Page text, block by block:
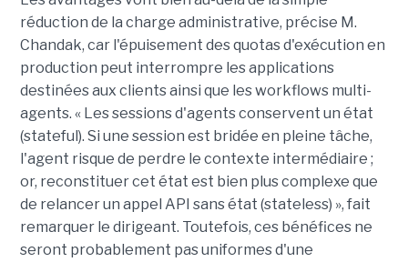
réduction de la charge administrative, précise M.
Chandak, car l'épuisement des quotas d'exécution en
production peut interrompre les applications
destinées aux clients ainsi que les workflows multi-
agents. « Les sessions d'agents conservent un état
(stateful). Si une session est bridée en pleine tâche,
l'agent risque de perdre le contexte intermédiaire ;
or, reconstituer cet état est bien plus complexe que
de relancer un appel API sans état (stateless) », fait
remarquer le dirigeant. Toutefois, ces bénéfices ne
seront probablement pas uniformes d'une